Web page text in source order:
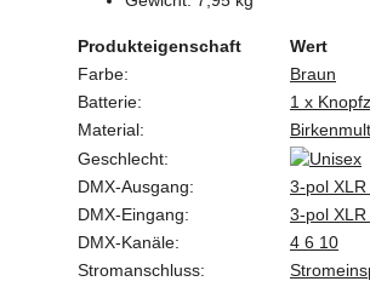
Produkteigenschaft
Wert
Farbe:
Braun
Batterie:
1 x
Material:
Geschlecht:
DMX-Ausgang:
3-pol
DMX-Eingang:
3-pol
DMX-Kanäle:
4 6 10
Stromanschluss: